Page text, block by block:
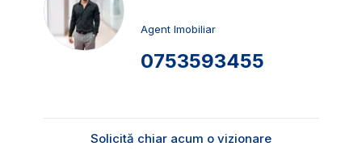
Agent Imobiliar
0753593455
Solicită chiar acum o vizionare